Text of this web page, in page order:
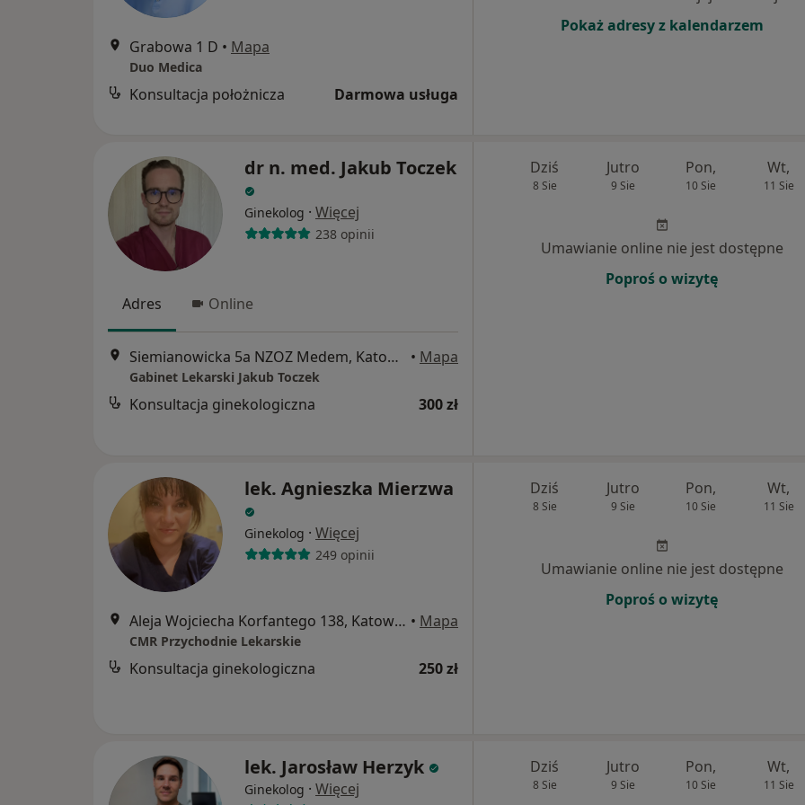
Grabowa 1 D • Mapa
Duo Medica
Konsultacja położnicza Darmowa usługa
Pokaż adresy z kalendarzem
dr n. med. Jakub Toczek
Ginekolog · Więcej
238 opinii
Adres Online
Siemianowicka 5a NZOZ Medem, Katowice • Mapa
Gabinet Lekarski Jakub Toczek
Konsultacja ginekologiczna 300 zł
Dziś
8 Sie
Jutro
9 Sie
Pon,
10 Sie
Wt,
11 Sie
Umawianie online nie jest dostępne
Poproś o wizytę
lek. Agnieszka Mierzwa
Ginekolog · Więcej
249 opinii
Aleja Wojciecha Korfantego 138, Katowice • Mapa
CMR Przychodnie Lekarskie
Konsultacja ginekologiczna 250 zł
Dziś
8 Sie
Jutro
9 Sie
Pon,
10 Sie
Wt,
11 Sie
Umawianie online nie jest dostępne
Poproś o wizytę
lek. Jarosław Herzyk
Ginekolog · Więcej
Dziś
8 Sie
Jutro
9 Sie
Pon,
10 Sie
Wt,
11 Sie